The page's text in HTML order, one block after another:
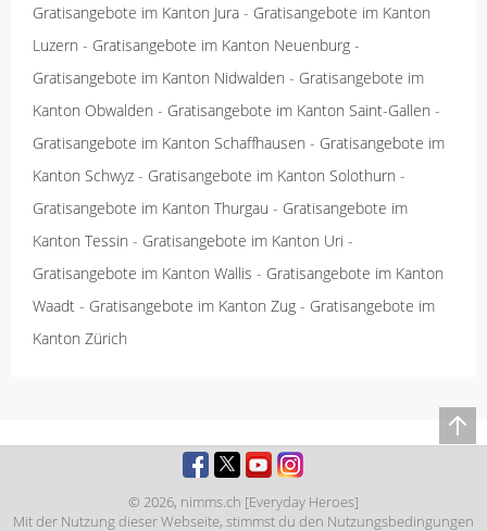
Gratisangebote im Kanton Jura - Gratisangebote im Kanton
Luzern - Gratisangebote im Kanton Neuenburg -
Gratisangebote im Kanton Nidwalden - Gratisangebote im
Kanton Obwalden - Gratisangebote im Kanton Saint-Gallen -
Gratisangebote im Kanton Schaffhausen - Gratisangebote im
Kanton Schwyz - Gratisangebote im Kanton Solothurn -
Gratisangebote im Kanton Thurgau - Gratisangebote im
Kanton Tessin - Gratisangebote im Kanton Uri -
Gratisangebote im Kanton Wallis - Gratisangebote im Kanton
Waadt - Gratisangebote im Kanton Zug - Gratisangebote im
Kanton Zürich
© 2026, nimms.ch [Everyday Heroes]
Mit der Nutzung dieser Webseite, stimmst du den Nutzungsbedingungen